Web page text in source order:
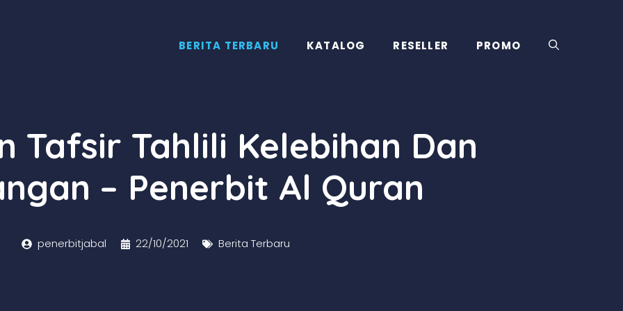
BERITA TERBARU KATALOG RESELLER PROMO
Tafsir Tahlili Kelebihan Dan
– Penerbit Al Quran
penerbitjabal 22/10/2021 Berita Terbaru